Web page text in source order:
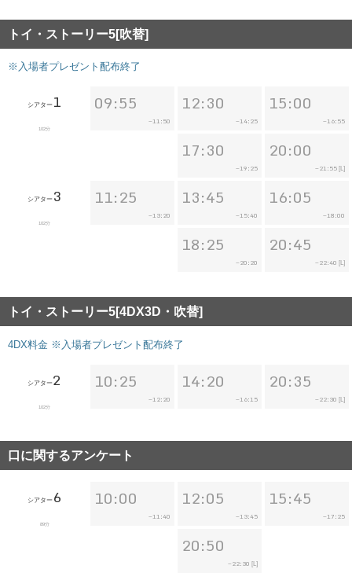
トイ・ストーリー5[吹替]
※入場者プレゼント配布終了
シアター 1
102分
09:55
~11:50
12:30
~14:25
15:00
~16:55
17:30
~19:25
20:00
~ 21:55 [L]
シアター 3
102分
11:25
~13:20
13:45
~15:40
16:05
~18:00
18:25
~ 20:20
20:45
~ 22:40 [L]
トイ・ストーリー5[4DX3D・吹替]
4DX料金 ※入場者プレゼント配布終了
シアター2
102分
10:25
~12:20
14:20
~16:15
20:35
~ 22:30 [L]
口に関するアンケート
シアター 6
89分
10:00
~ 11:40
12:05
~ 13:45
15:45
~ 17:25
20:50
~ 22:30 [L]